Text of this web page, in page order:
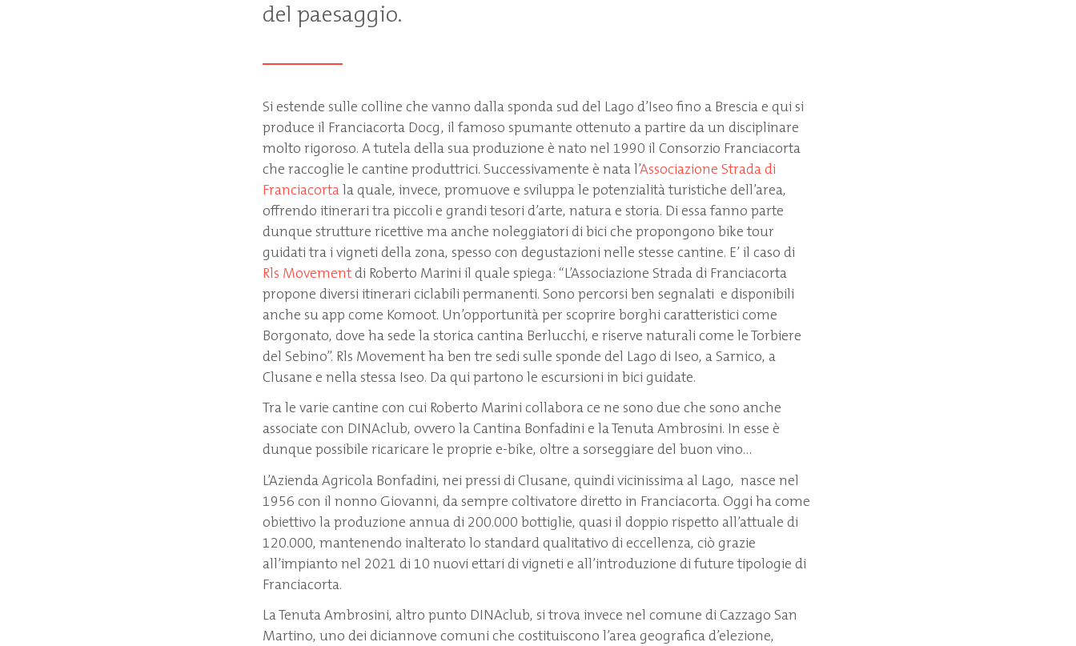
del paesaggio.
Si estende sulle colline che vanno dalla sponda sud del Lago d’Iseo fino a Brescia e qui si
produce il Franciacorta Docg, il famoso spumante ottenuto a partire da un disciplinare
molto rigoroso. A tutela della sua produzione è nato nel 1990 il Consorzio Franciacorta
che raccoglie le cantine produttrici. Successivamente è nata l’Associazione Strada di
Franciacortala quale, invece, promuove e sviluppa le potenzialità turistiche dell’area,
offrendo itinerari tra piccoli e grandi tesori d’arte, natura e storia. Di essa fanno parte
dunque strutture ricettive ma anche noleggiatori di bici che propongono bike tour
guidati tra i vigneti della zona, spesso con degustazioni nelle stesse cantine. E’ il caso di
Rls Movementdi Roberto Marini il quale spiega: “L’Associazione Strada di Franciacorta
propone diversi itinerari ciclabili permanenti. Sono percorsi ben segnalati e disponibili
anche su app come Komoot. Un’opportunità per scoprire borghi caratteristici come
Borgonato, dove ha sede la storica cantina Berlucchi, e riserve naturali come le Torbiere
del Sebino”. Rls Movement ha ben tre sedi sulle sponde del Lago di Iseo, a Sarnico, a
Clusane e nella stessa Iseo. Da qui partono le escursioni in bici guidate.
Tra le varie cantine con cui Roberto Marini collabora ce ne sono due che sono anche
associate con DINAclub, ovvero la Cantina Bonfadini e la Tenuta Ambrosini. In esse è
dunque possibile ricaricare le proprie e-bike, oltre a sorseggiare del buon vino…
L’Azienda Agricola Bonfadini, nei pressi di Clusane, quindi vicinissima al Lago, nasce nel
1956 con il nonno Giovanni, da sempre coltivatore diretto in Franciacorta. Oggi ha come
obiettivo la produzione annua di 200.000 bottiglie, quasi il doppio rispetto all’attuale di
120.000, mantenendo inalterato lo standard qualitativo di eccellenza, ciò grazie
all’impianto nel 2021 di 10 nuovi ettari di vigneti e all’introduzione di future tipologie di
Franciacorta.
La Tenuta Ambrosini, altro punto DINAclub, si trova invece nel comune di Cazzago San
Martino, uno dei diciannove comuni che costituiscono l’area geografica d’elezione,